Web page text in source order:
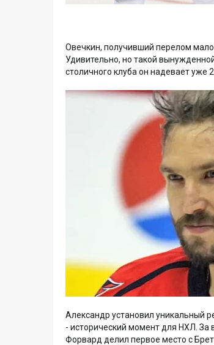
Овечкин, получивший перелом
Удивительно, но такой
столичного клуба он надевает уже
Александр установил уникальный
- исторический момент для НХЛ. За
Форвард делил первое место с